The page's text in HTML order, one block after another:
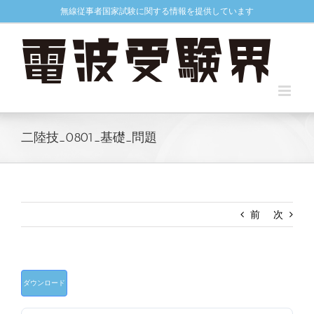
to
無線従事者国家試験に関する情報を提供しています
二陸技_0801_基礎_問題
前 次
ダウンロード